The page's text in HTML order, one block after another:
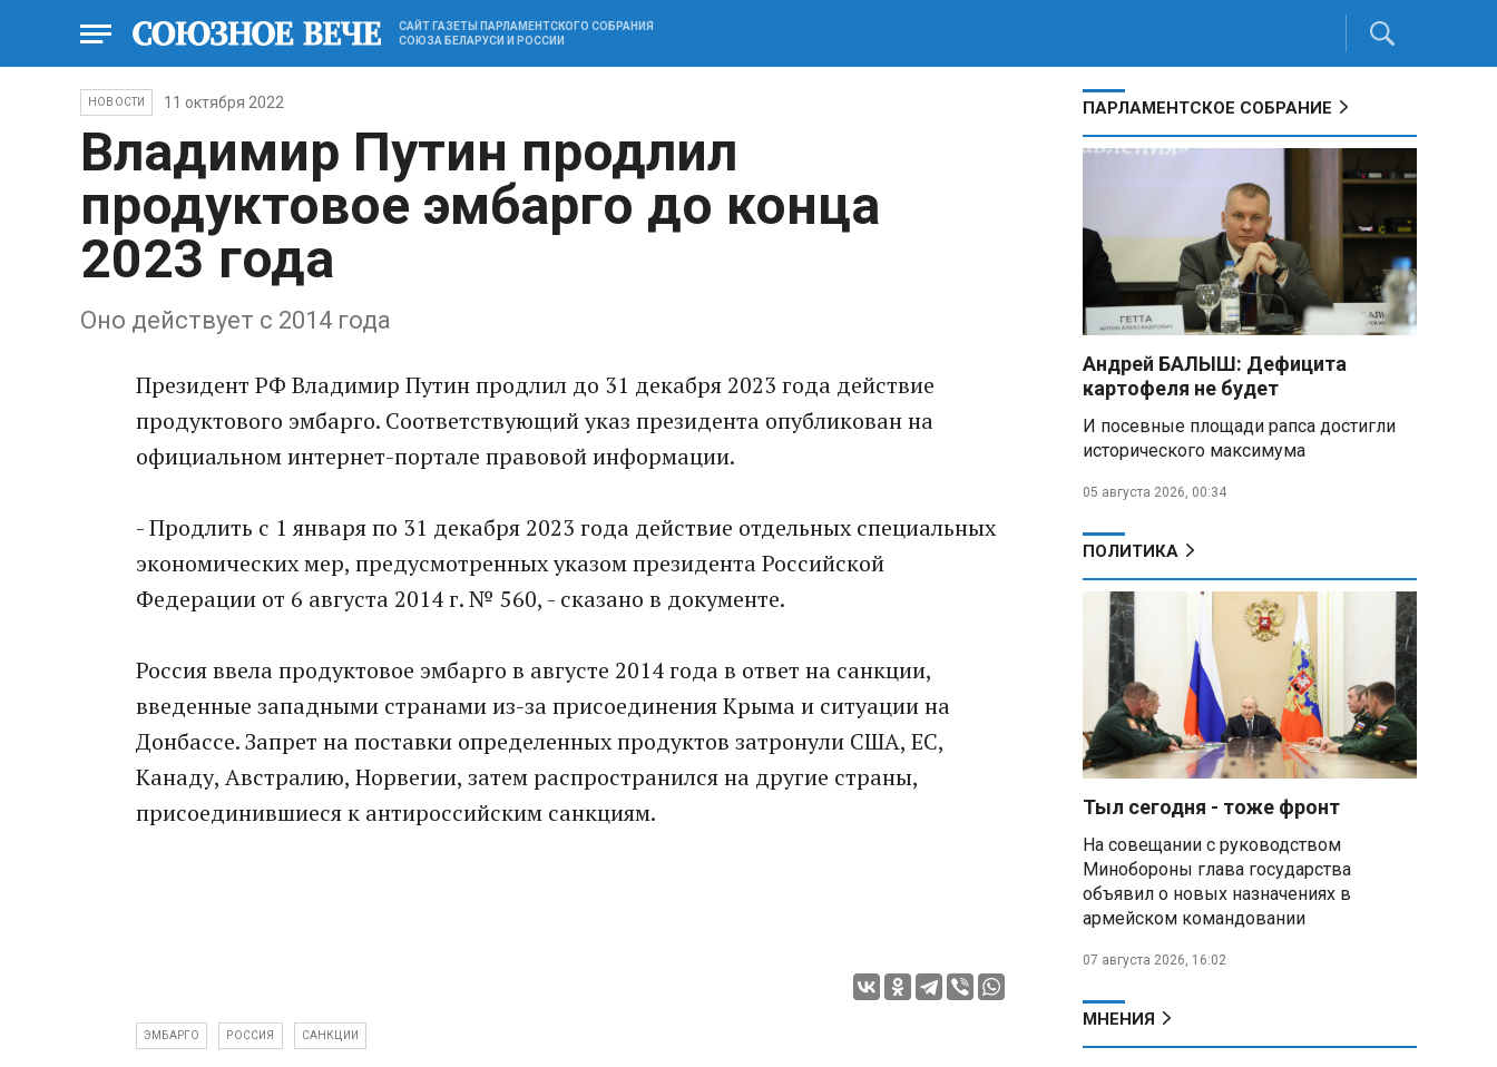
САЙТ ГАЗЕТЫ ПАРЛАМЕНТСКОГО СОБРАНИЯ
СОЮЗА БЕЛАРУСИ И РОССИИ
НОВОСТИ 11 октября 2022
Владимир Путин продлил
продуктовое эмбарго до конца
2023 года
Оно действует с 2014 года
Президент РФ Владимир Путин продлил до 31 декабря 2023 года действие
продуктового эмбарго. Соответствующий указ президента опубликован на
официальном интернет-портале правовой информации.
- Продлить с 1 января по 31 декабря 2023 года действие отдельных специальных
экономических мер, предусмотренных указом президента Российской
Федерации от 6 августа 2014 г. № 560, - сказано в документе.
Россия ввела продуктовое эмбарго в августе 2014 года в ответ на санкции,
введенные западными странами из-за присоединения Крыма и ситуации на
Донбассе. Запрет на поставки определенных продуктов затронули США, ЕС, ​
Канаду, Австралию, Норвегии, затем распространился на другие страны,
присоединившиеся к антироссийским санкциям.
ЭМБАРГО РОССИЯ САНКЦИИ
ПАРЛАМЕНТСКОЕ СОБРАНИЕ
Андрей БАЛЫШ: Дефицита
картофеля не будет
И посевные площади рапса достигли
исторического максимума
05 августа 2026, 00:34
ПОЛИТИКА
Тыл сегодня - тоже фронт
На совещании с руководством
Минобороны глава государства
объявил о новых назначениях в
армейском командовании
07 августа 2026, 16:02
МНЕНИЯ